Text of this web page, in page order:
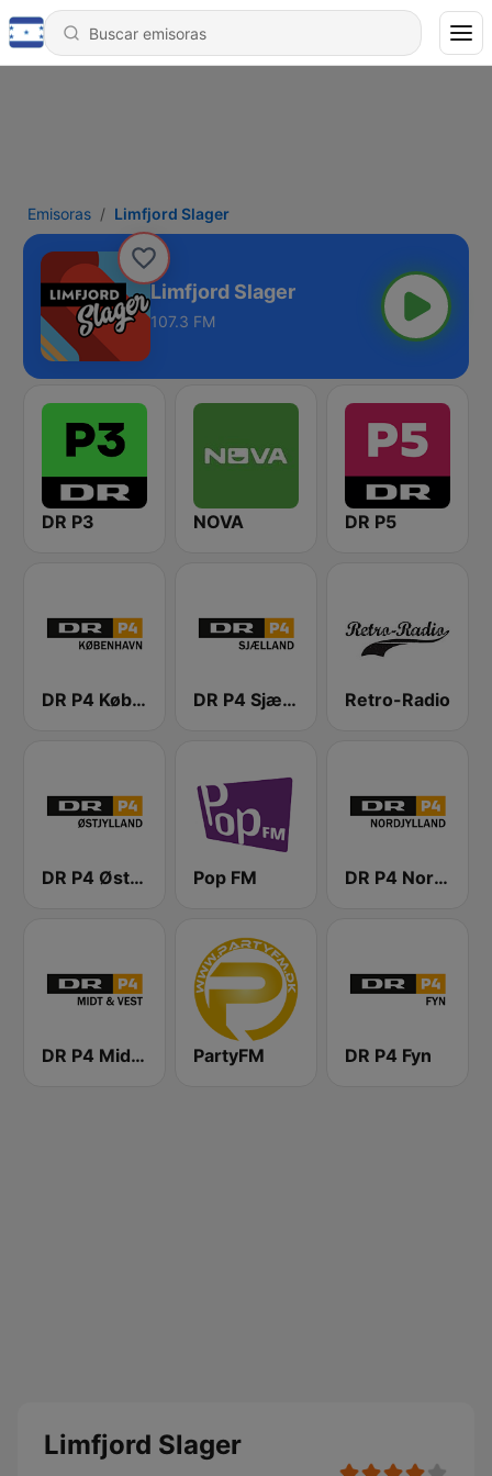
Emisoras Limfjord Slager
Limfjord Slager
107.3 FM
DR P3 NOVA DR P5
DR P4 København DR P4 Sjælland Retro-Radio
DR P4 Østjyllands Pop FM DR P4 Nordjylland
DR P4 Midt & Vest PartyFM DR P4 Fyn
Limfjord Slager